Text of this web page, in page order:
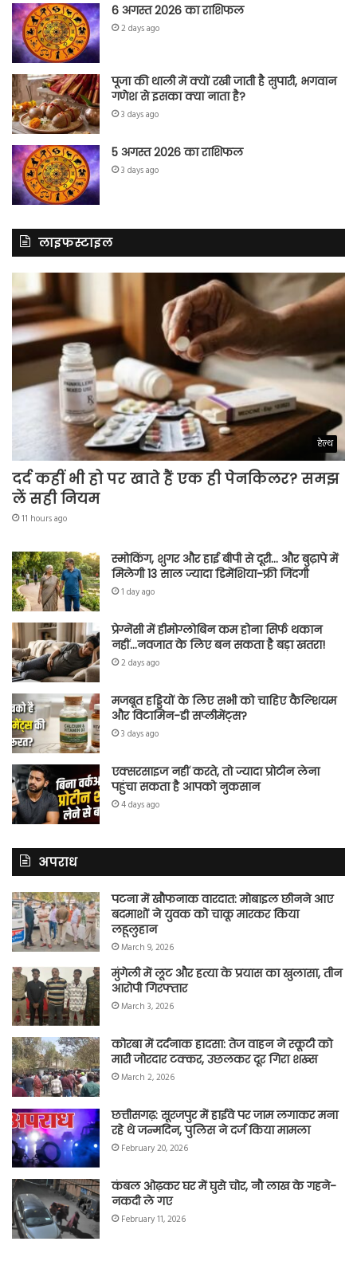
6 अगस्त 2026 का राशिफल
2 days ago
पूजा की थाली में क्यों रखी जाती है सुपारी, भगवान
गणेश से इसका क्या नाता है?
3 days ago
5 अगस्त 2026 का राशिफल
3 days ago
लाइफस्टाइल
हेल्थ
दर्द कहीं भी हो पर खाते हैं एक ही पेनकिलर? समझ
लें सही नियम
11 hours ago
स्मोकिंग, शुगर और हाई बीपी से दूरी… और बुढ़ापे में
मिलेगी 13 साल ज्यादा डिमेंशिया-फ्री जिंदगी
1 day ago
प्रेग्नेंसी में हीमोग्लोबिन कम होना सिर्फ थकान
नहीं…नवजात के लिए बन सकता है बड़ा खतरा!
2 days ago
मजबूत हड्डियों के लिए सभी को चाहिए कैल्शियम
और विटामिन-डी सप्लीमेंट्स?
3 days ago
एक्सरसाइज नहीं करते, तो ज्यादा प्रोटीन लेना
पहुंचा सकता है आपको नुकसान
4 days ago
अपराध
पटना में खौफनाक वारदात: मोबाइल छीनने आए
बदमाशों ने युवक को चाकू मारकर किया
लहूलुहान
March 9, 2026
मुंगेली में लूट और हत्या के प्रयास का खुलासा, तीन
आरोपी गिरफ्तार
March 3, 2026
कोरबा में दर्दनाक हादसा: तेज वाहन ने स्कूटी को
मारी जोरदार टक्कर, उछलकर दूर गिरा शख्स
March 2, 2026
छत्तीसगढ़: सूरजपुर में हाईवे पर जाम लगाकर मना
रहे थे जन्मदिन, पुलिस ने दर्ज किया मामला
February 20, 2026
कंबल ओढ़कर घर में घुसे चोर, नौ लाख के गहने-
नकदी ले गए
February 11, 2026